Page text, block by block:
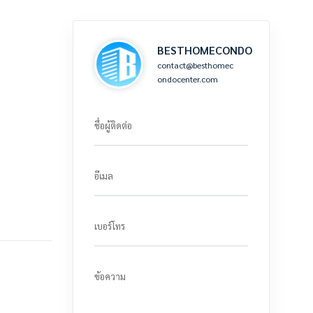
BESTHOMECONDO
contact@besthomec
ondocenter.com
ชื่อผู้ติดต่อ
อีเมล
เบอร์โทร
ข้อความ